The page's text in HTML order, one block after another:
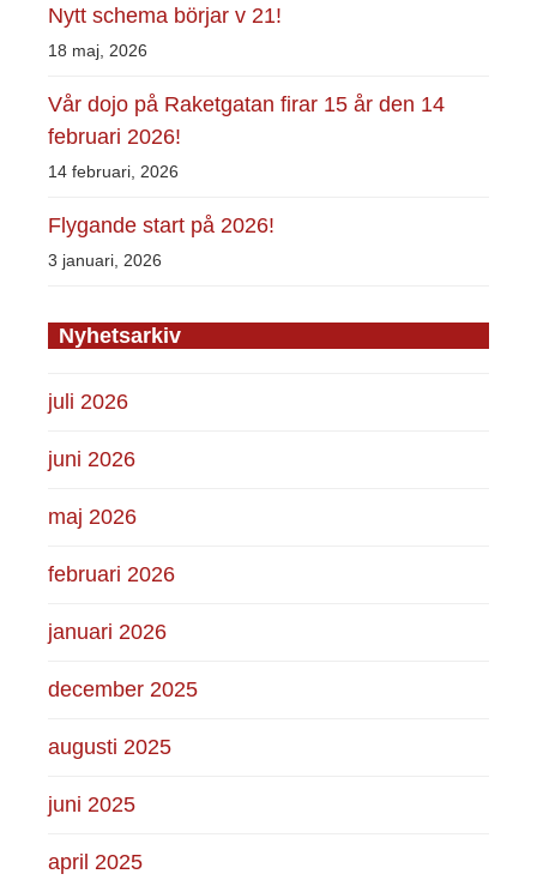
Nytt schema börjar v 21!
18 maj, 2026
Vår dojo på Raketgatan firar 15 år den 14
februari 2026!
14 februari, 2026
Flygande start på 2026!
3 januari, 2026
Nyhetsarkiv
juli 2026
juni 2026
maj 2026
februari 2026
januari 2026
december 2025
augusti 2025
juni 2025
april 2025